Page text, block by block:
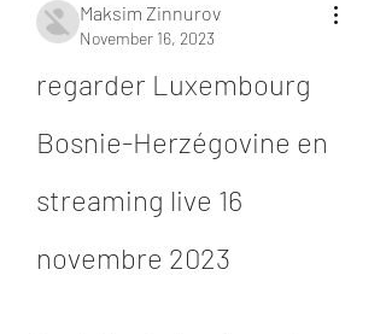
Maksim Zinnurov
November 16, 2023
regarder Luxembourg
Bosnie-Herzégovine en
streaming live 16
novembre 2023